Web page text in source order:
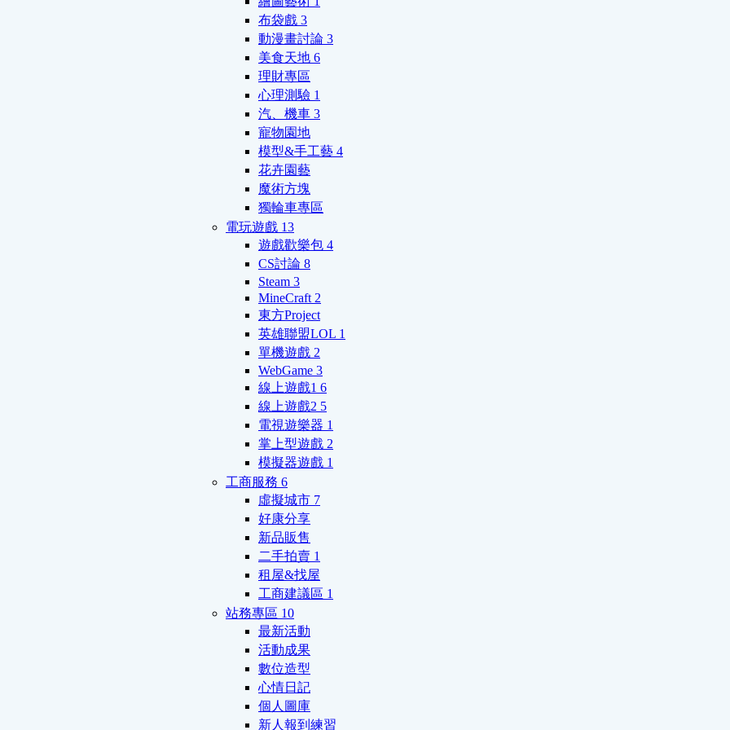
布袋戲 3
動漫畫討論 3
美食天地 6
理財專區
心理測驗 1
汽、機車 3
寵物園地
模型&手工藝 4
花卉園藝
魔術方塊
獨輪車專區
電玩遊戲 13
遊戲歡樂包 4
CS討論 8
Steam 3
MineCraft 2
東方Project
英雄聯盟LOL 1
單機遊戲 2
WebGame 3
線上遊戲1 6
線上遊戲2 5
電視遊樂器 1
掌上型遊戲 2
模擬器遊戲 1
工商服務 6
虛擬城市 7
好康分享
新品販售
二手拍賣 1
租屋&找屋
工商建議區 1
站務專區 10
最新活動
活動成果
數位造型
心情日記
個人圖庫
新人報到練習